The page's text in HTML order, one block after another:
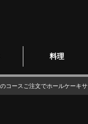
料理
コースご注文でホールケーキサ